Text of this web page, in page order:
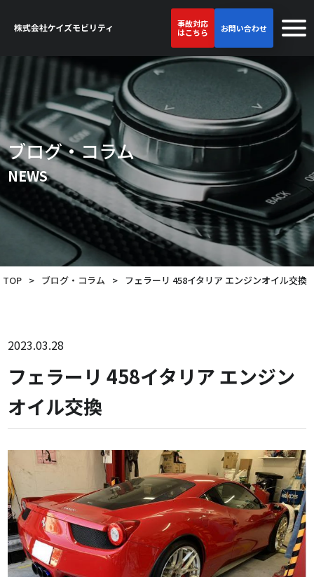
事故対応
はこちら
お問い合わせ
ブログ・コラム
NEWS
TOP > ブログ・コラム > フェラーリ 458イタリア エンジンオイル交換
2023.03.28
フェラーリ 458イタリア エンジン
オイル交換